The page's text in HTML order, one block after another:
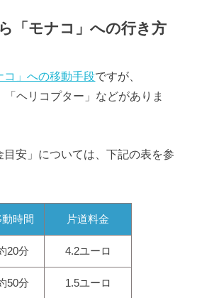
「モナコ」への行き方
コ」への移動手段ですが、
「ヘリコプター」などがありま
目安」については、下記の表を参
時間 片道料金
20分 4.2ユーロ
50分 1.5ユーロ